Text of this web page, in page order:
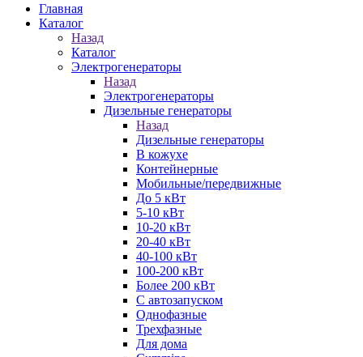
Главная
Каталог
Назад
Каталог
Электрогенераторы
Назад
Электрогенераторы
Дизельные генераторы
Назад
Дизельные генераторы
В кожухе
Контейнерные
Мобильные/передвижные
До 5 кВт
5-10 кВт
10-20 кВт
20-40 кВт
40-100 кВт
100-200 кВт
Более 200 кВт
С автозапуском
Однофазные
Трехфазные
Для дома